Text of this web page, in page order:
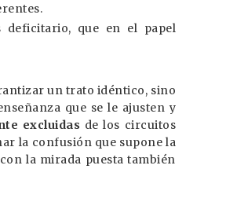
deficitario, que en el papel
un trato idéntico, sino
que se le ajusten y
excluidas de los circuitos
la confusión que supone la
la mirada puesta también